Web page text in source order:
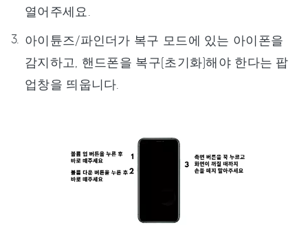
열어주세요.
아이튠즈/파인더가 복구 모드에 있는 아이폰을
감지하고, 핸드폰을 복구(초기화)해야 한다는 팝
업창을 띄웁니다.